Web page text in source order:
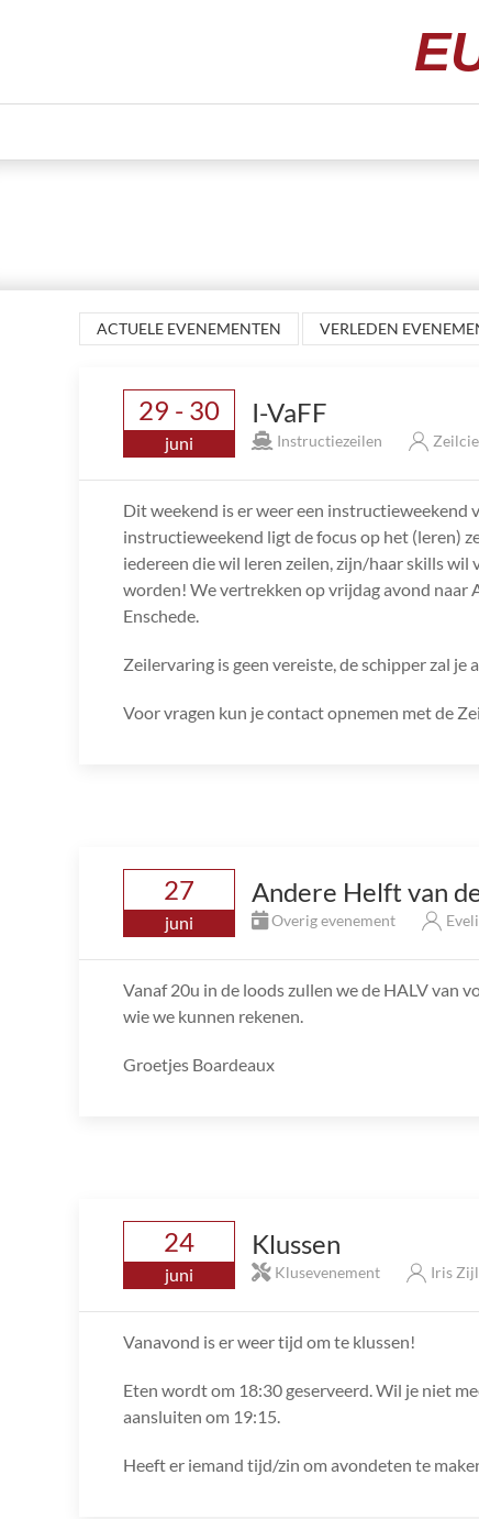
ACTUELE EVENEMENTEN VERLEDEN
29 - 30
juni
I-VaFF
Instructiezeilen Zeilcie
Dit weekend is er weer een instructieweekend
instructieweekend ligt de focus op het (leren)
iedereen die wil leren zeilen, zijn/haar skills
worden! We vertrekken op vrijdag avond naar
Enschede.
Zeilervaring is geen vereiste, de schipper zal je
Voor vragen kun je contact opnemen met de
27
juni
Andere Helft van
Overig evenement
Vanaf 20u in de loods zullen we de HALV van
wie we kunnen rekenen.
Groetjes Boardeaux
24
juni
Klussen
Klusevenement Iris
Vanavond is er weer tijd om te klussen!
Eten wordt om 18:30 geserveerd. Wil je niet
aansluiten om 19:15.
Heeft er iemand tijd/zin om avondeten te